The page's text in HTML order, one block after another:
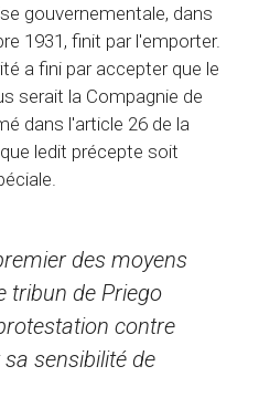
gouvernementale, dans
1931, finit par l'emporter.
a fini par accepter que le
serait la Compagnie de
dans l'article 26 de la
ledit précepte soit
des moyens
tribun de Priego
contre
sensibilité de